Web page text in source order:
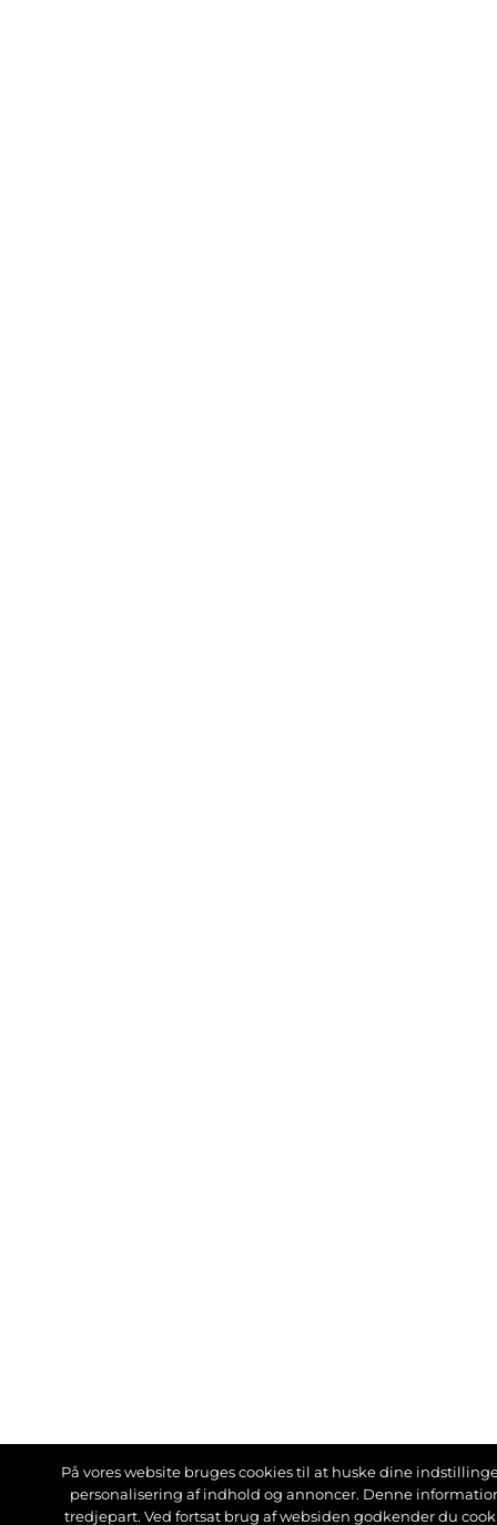
På vores website bruges cookies til at huske dine
personalisering af indhold og annoncer. Denne
tredjepart. Ved fortsat brug af websiden godkender du